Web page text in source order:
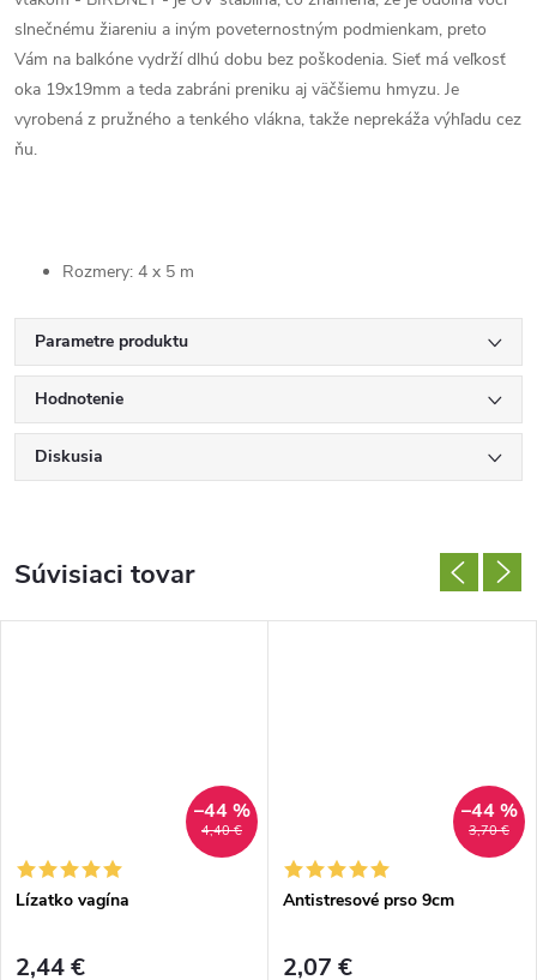
slnečnému žiareniu a iným poveternostným podmienkam, preto
Vám na balkóne vydrží dlhú dobu bez poškodenia. Sieť má veľkosť
oka 19x19mm a teda zabráni preniku aj väčšiemu hmyzu. Je
vyrobená z pružného a tenkého vlákna, takže neprekáža výhľadu cez
ňu.
Rozmery: 4 x 5 m
Parametre produktu
Hodnotenie
Diskusia
Súvisiaci tovar
4,40 €
–44 %
Lízatko vagína
2,44 €
3,70 €
–44 %
Antistresové prso 9cm
2,07 €